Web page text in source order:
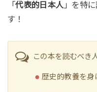
「代表的日本人 」を特
す！
この本を読むべき
歴史的教養を身